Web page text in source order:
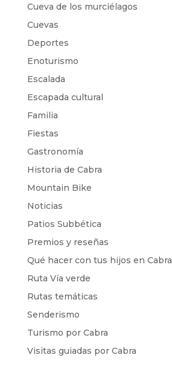
Cueva de los murciélagos
Cuevas
Deportes
Enoturismo
Escalada
Escapada cultural
Familia
Fiestas
Gastronomía
Historia de Cabra
Mountain Bike
Noticias
Patios Subbética
Premios y reseñas
Qué hacer con tus hijos en Cabra
Ruta Vía verde
Rutas temáticas
Senderismo
Turismo por Cabra
Visitas guiadas por Cabra